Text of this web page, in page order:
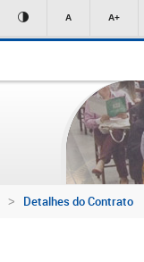
A A+
> Detalhes do Contrato